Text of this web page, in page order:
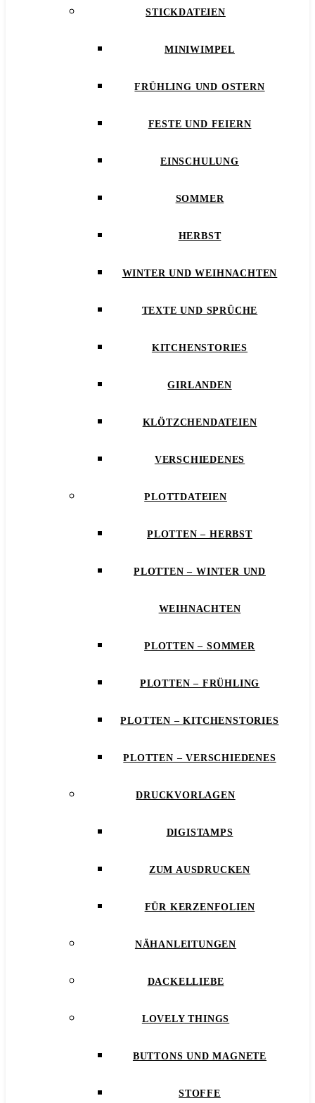
STICKDATEIEN
MINIWIMPEL
FRÜHLING UND OSTERN
FESTE UND FEIERN
EINSCHULUNG
SOMMER
HERBST
WINTER UND WEIHNACHTEN
TEXTE UND SPRÜCHE
KITCHENSTORIES
GIRLANDEN
KLÖTZCHENDATEIEN
VERSCHIEDENES
PLOTTDATEIEN
PLOTTEN – HERBST
PLOTTEN – WINTER UND
WEIHNACHTEN
PLOTTEN – SOMMER
PLOTTEN – FRÜHLING
PLOTTEN – KITCHENSTORIES
PLOTTEN – VERSCHIEDENES
DRUCKVORLAGEN
DIGISTAMPS
ZUM AUSDRUCKEN
FÜR KERZENFOLIEN
NÄHANLEITUNGEN
DACKELLIEBE
LOVELY THINGS
BUTTONS UND MAGNETE
STOFFE